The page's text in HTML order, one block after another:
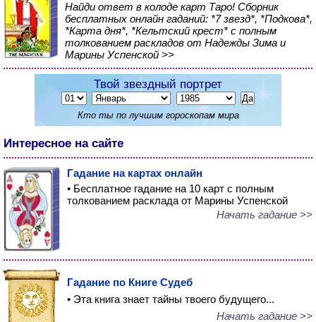
Найди ответ в колоде карт Таро! Сборник
бесплатных онлайн гаданий: *7 звезд*, *Подкова*,
*Карта дня*, *Кельтский крест* с полным
толкованием раскладов от Надежды Зима и
Марины Успенской >>
Твой звездный портрет
Кто ты по лучшим гороскопам мира
Интересное на сайте
Гадание на картах онлайн
• Бесплатное гадание на 10 карт с полным
толкованием расклада от Марины Успенской
Начать гадание >>
Гадание по Книге Судеб
• Эта книга знает тайны твоего будущего...
Начать гадание >>